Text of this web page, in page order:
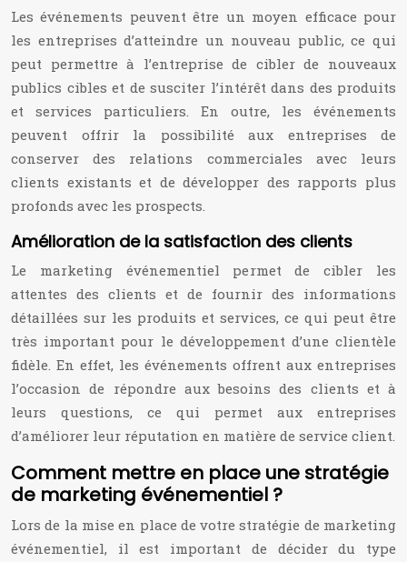
Les événements peuvent être un moyen efficace pour
les entreprises d’atteindre un nouveau public, ce qui
peut permettre à l’entreprise de cibler de nouveaux
publics cibles et de susciter l’intérêt dans des produits
et services particuliers. En outre, les événements
peuvent offrir la possibilité aux entreprises de
conserver des relations commerciales avec leurs
clients existants et de développer des rapports plus
profonds avec les prospects.
Amélioration de la satisfaction des clients
Le marketing événementiel permet de cibler les
attentes des clients et de fournir des informations
détaillées sur les produits et services, ce qui peut être
très important pour le développement d’une clientèle
fidèle. En effet, les événements offrent aux entreprises
l’occasion de répondre aux besoins des clients et à
leurs questions, ce qui permet aux entreprises
d’améliorer leur réputation en matière de service client.
Comment mettre en place une stratégie
de marketing événementiel ?
Lors de la mise en place de votre stratégie de marketing
événementiel, il est important de décider du type